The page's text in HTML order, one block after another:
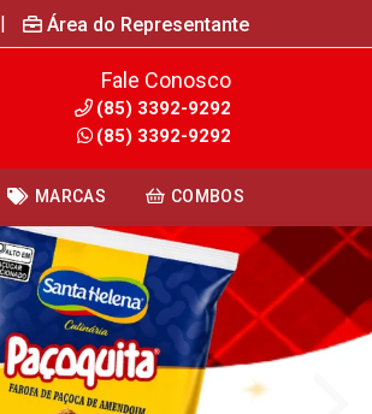
| Área do Representante
Fale Conosco
(85) 3392-9292
(85) 3392-9292
MARCAS COMBOS